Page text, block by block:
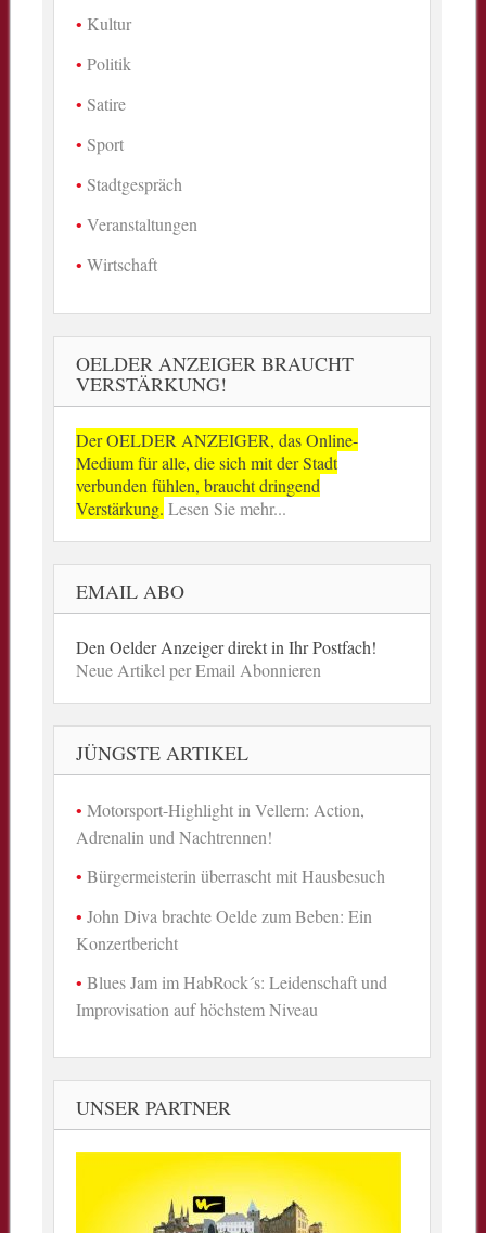
Kultur
Politik
Satire
Sport
Stadtgespräch
Veranstaltungen
Wirtschaft
OELDER ANZEIGER BRAUCHT
VERSTÄRKUNG!
Der OELDER ANZEIGER, das Online-
Medium für alle, die sich mit der Stadt
verbunden fühlen, braucht dringend
Verstärkung. Lesen Sie mehr...
EMAIL ABO
Den Oelder Anzeiger direkt in Ihr Postfach!
Neue Artikel per Email Abonnieren
JÜNGSTE ARTIKEL
Motorsport-Highlight in Vellern: Action,
Adrenalin und Nachtrennen!
Bürgermeisterin überrascht mit Hausbesuch
John Diva brachte Oelde zum Beben: Ein
Konzertbericht
Blues Jam im HabRock´s: Leidenschaft und
Improvisation auf höchstem Niveau
UNSER PARTNER